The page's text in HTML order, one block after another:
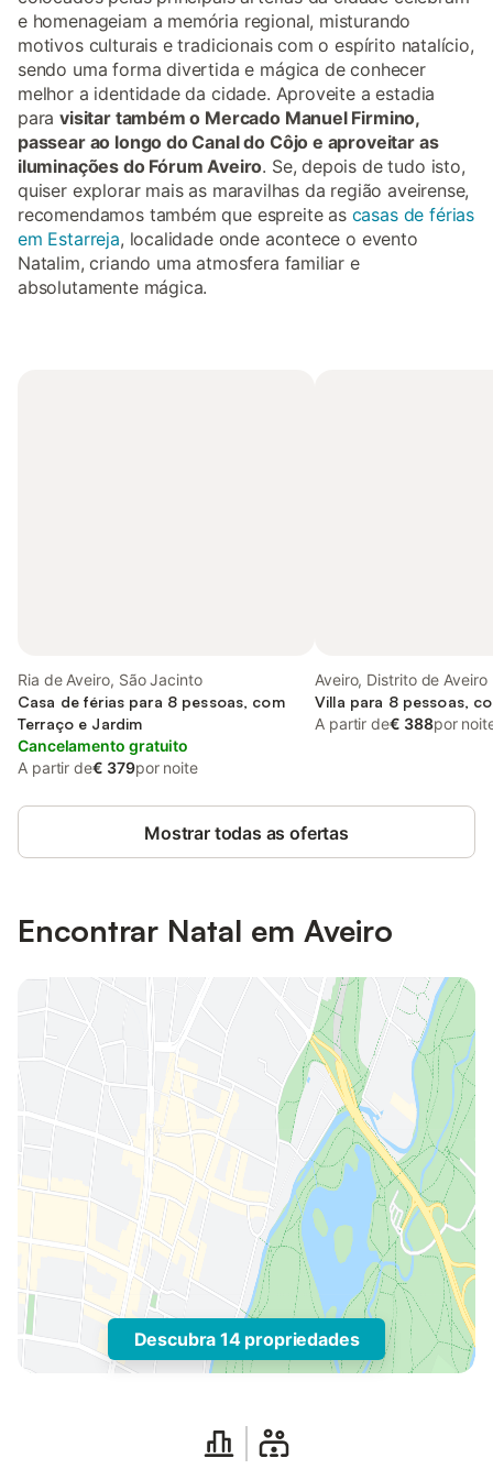
e homenageiam a memória regional, misturando
motivos culturais e tradicionais com o espírito natalício,
sendo uma forma divertida e mágica de conhecer
melhor a identidade da cidade. Aproveite a estadia
paravisitar também o Mercado Manuel Firmino,
passear ao longo do Canal do Côjo e aproveitar as
iluminações do Fórum Aveiro. Se, depois de tudo isto,
quiser explorar mais as maravilhas da região aveirense,
recomendamos também que espreite as casas de férias
em Estarreja, localidade onde acontece o evento
Natalim, criando uma atmosfera familiar e
absolutamente mágica.
Ria de Aveiro, São Jacinto
Casa de férias para 8 pessoas, com
Terraço e Jardim
Cancelamento gratuito
A partir de€ 379por noite
Aveiro, Distrito de Aveiro
Villa para 8 pessoas,
A partir de€ 388por
Mostrar todas as ofertas
Encontrar Natal em Aveiro
Descubra 14 propriedades